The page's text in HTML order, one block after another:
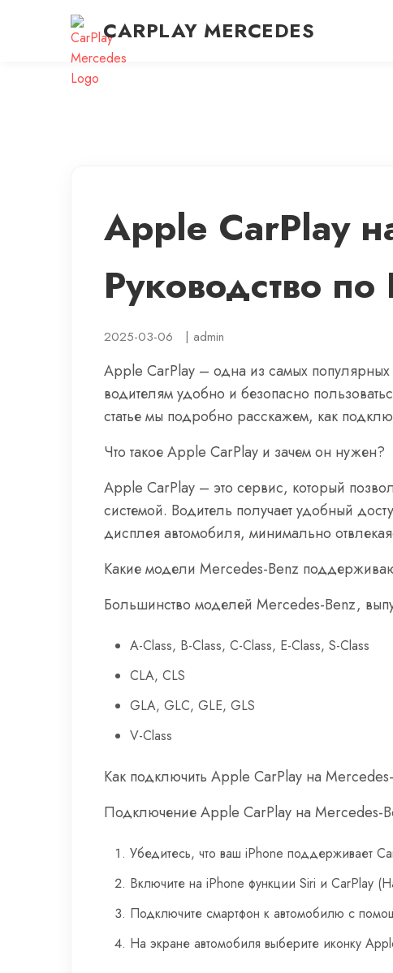
CARPLAY MERCEDES
Apple CarPlay
Руководство
2025-03-06 | admin
Apple CarPlay – одна из самых
водителям удобно и безопасно
статье мы подробно расскажем, как
Что такое Apple CarPlay и зачем он нужен?
Apple CarPlay – это сервис, который
системой. Водитель получает удобный
дисплея автомобиля, минимально
Какие модели Mercedes-Benz
Большинство моделей Mercedes-Benz,
A-Class, B-Class, C-Class, E-Class, S-Class
CLA, CLS
GLA, GLC, GLE, GLS
V-Class
Как подключить Apple CarPlay на
Подключение Apple CarPlay на Mercedes-
Убедитесь, что ваш iPhone поддерживает
Включите на iPhone функции Siri и
Подключите смартфон к автомобилю с
На экране автомобиля выберите иконку